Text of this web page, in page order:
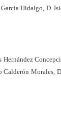
Hidalgo, D.
Hernández
Calderón Morales,